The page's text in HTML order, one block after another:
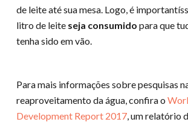
de leite até sua mesa. Logo, é
litro de leite seja consumidopara que
tenha sido em vão.
Para mais informações sobre pesquisas
reaproveitamento da água, confira o
Development Report 2017, um relatório